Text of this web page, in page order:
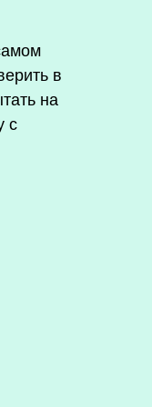
в
на
с